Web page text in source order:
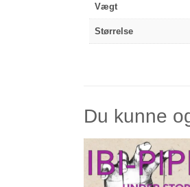
Vægt
Størrelse
Du kunne